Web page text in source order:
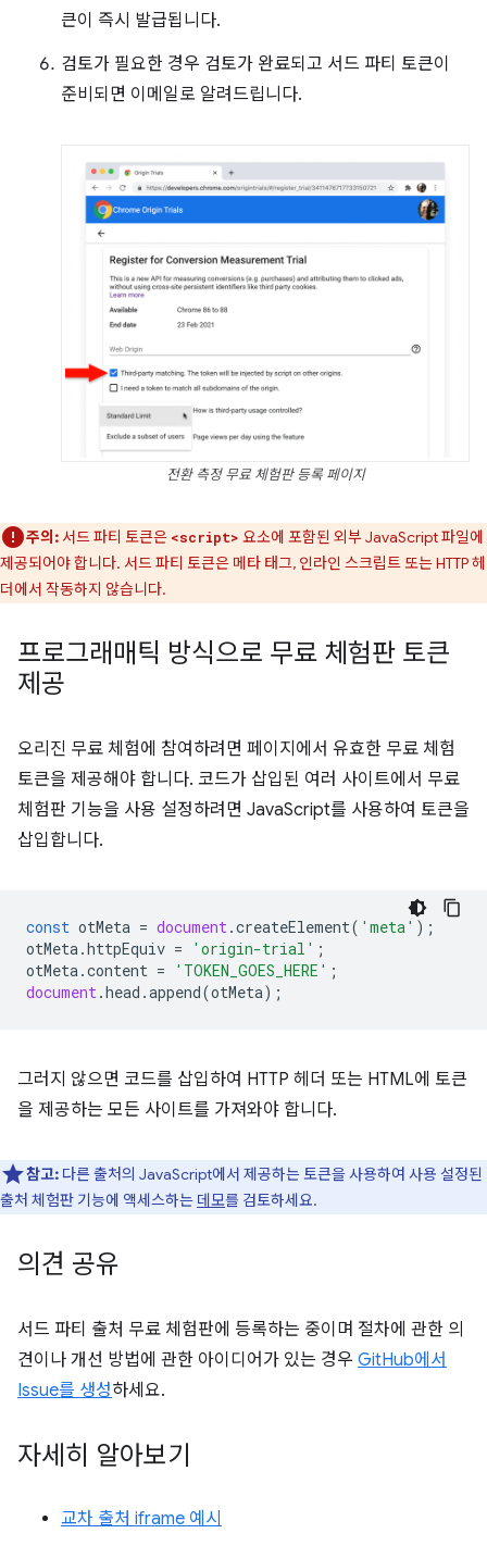
큰이 즉시 발급됩니다.
검토가 필요한 경우 검토가 완료되고 서드 파티 토큰이
준비되면 이메일로 알려드립니다.
전환 측정 무료 체험판 등록 페이지
주의: 서드 파티 토큰은 <script> 요소에 포함된 외부 JavaScript 파일에
제공되어야 합니다. 서드 파티 토큰은 메타 태그, 인라인 스크립트 또는 HTTP 헤
더에서 작동하지 않습니다.
프로그래매틱 방식으로 무료 체험판 토큰
제공
오리진 무료 체험에 참여하려면 페이지에서 유효한 무료 체험
토큰을 제공해야 합니다. 코드가 삽입된 여러 사이트에서 무료
체험판 기능을 사용 설정하려면 JavaScript를 사용하여 토큰을
삽입합니다.
const otMeta = document.createElement( 'meta' );
otMeta.httpEquiv = 'origin-trial' ;
otMeta.content = 'TOKEN_GOES_HERE' ;
document.head .append(otMeta);
그러지 않으면 코드를 삽입하여 HTTP 헤더 또는 HTML에 토큰
을 제공하는 모든 사이트를 가져와야 합니다.
참고: 다른 출처의 JavaScript에서 제공하는 토큰을 사용하여 사용 설정된
출처 체험판 기능에 액세스하는 데모를 검토하세요.
의견 공유
서드 파티 출처 무료 체험판에 등록하는 중이며 절차에 관한 의
견이나 개선 방법에 관한 아이디어가 있는 경우 GitHub에서
Issue를 생성하세요.
자세히 알아보기
교차 출처 iframe 예시